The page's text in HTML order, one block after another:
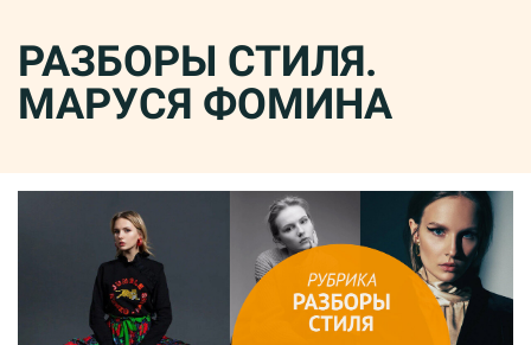
РАЗБОРЫ СТИЛЯ.
МАРУСЯ ФОМИНА